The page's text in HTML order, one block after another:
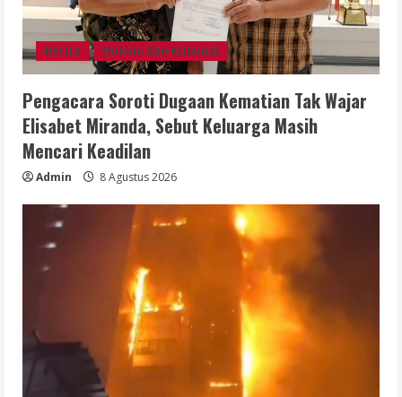
Berita Hukum dan Kriminal
Pengacara Soroti Dugaan Kematian Tak Wajar
Elisabet Miranda, Sebut Keluarga Masih
Mencari Keadilan
Admin 8 Agustus 2026